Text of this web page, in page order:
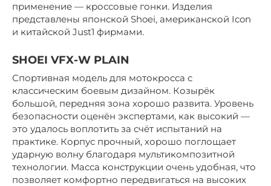
применение — кроссовые гонки. Изделия
представлены японской Shoei, американской Icon
и китайской Just1 фирмами.
SHOEI VFX-W PLAIN
Спортивная модель для мотокросса с
классическим боевым дизайном. Козырёк
большой, передняя зона хорошо развита. Уровень
безопасности оценён экспертами, как высокий —
это удалось воплотить за счёт испытаний на
практике. Корпус прочный, хорошо поглощает
ударную волну благодаря мультикомпозитной
технологии. Масса конструкции очень удобная, что
позволяет комфортно передвигаться на высоких